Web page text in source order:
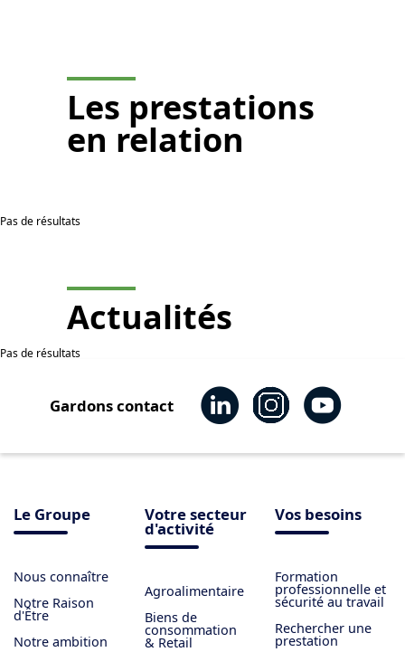
Les prestations
en relation
Pas de résultats
Actualités
Pas de résultats
Gardons contact
Le Groupe
Nous connaître
Notre Raison
d'Être
Notre ambition
Votre secteur
d'activité
Agroalimentaire
Biens de
consommation
& Retail
Vos besoins
Formation
professionnelle et
sécurité au travail
Rechercher une
prestation